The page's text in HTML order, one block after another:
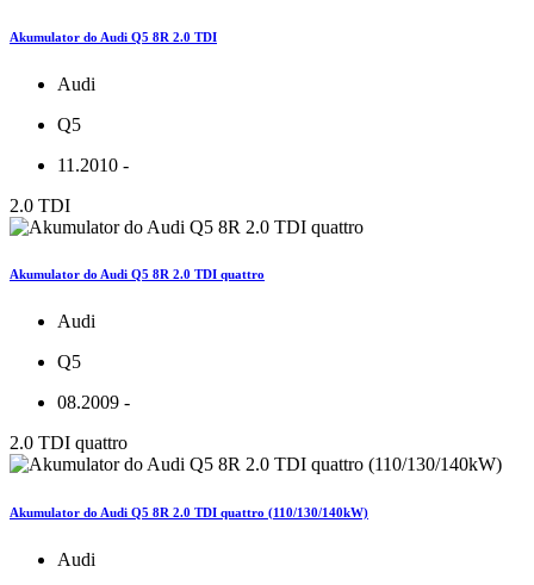
Akumulator do Audi Q5 8R 2.0 TDI
Audi
Q5
11.2010 -
2.0 TDI
Akumulator do Audi Q5 8R 2.0 TDI quattro
Audi
Q5
08.2009 -
2.0 TDI quattro
Akumulator do Audi Q5 8R 2.0 TDI quattro (110/130/140kW)
Audi